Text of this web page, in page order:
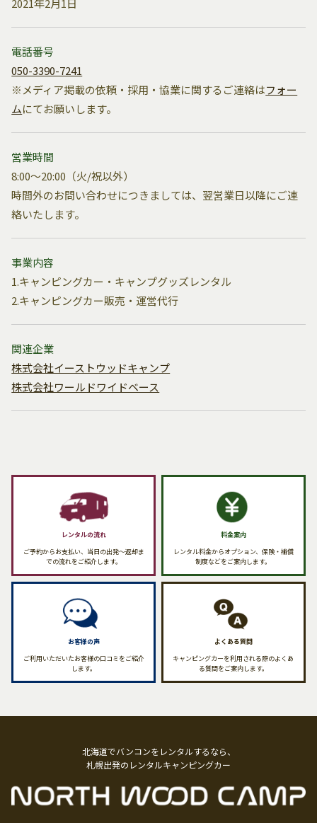
電話番号
050-3390-7241
※メディア掲載の依頼・採用・協業に関するご連絡はフォー
ムにてお願いします。
営業時間
8:00～20:00（火/祝以外）
時間外のお問い合わせにつきましては、翌営業日以降にご連
絡いたします。
事業内容
1.キャンピングカー・キャンプグッズレンタル
2.キャンピングカー販売・運営代行
関連企業
株式会社イーストウッドキャンプ
株式会社ワールドワイドベース
レンタルの流れ
ご予約からお支払い、当日の出発〜返却ま
での流れをご紹介します。
料金案内
レンタル料金からオプション、保険・補償
制度などをご案内します。
お客様の声
ご利用いただいたお客様の口コミをご紹介
します。
よくある質問
キャンピングカーを利用される際のよくあ
る質問をご案内します。
北海道でバンコンをレンタルするなら、
札幌出発のレンタルキャンピングカー